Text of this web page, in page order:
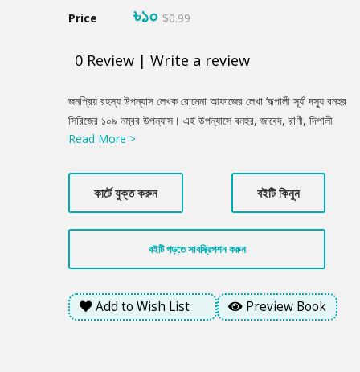
Price ৳১০ $0.99
0 Review | Write a review
Product
Summery
জনপ্রিয় রহস্য উপন্যাস লেখক রোমেনা আফাজের লেখা ‘রূপালী সূর্য’ দস্যু বনহুর
সিরিজের ১০৯ নম্বর উপন্যাস। এই উপন্যাসে বনহুর, জাবেদ, রাণী, দিপালী
চরিত্রের মাধ্যমে রহস্য গল্পের জাল বিছিয়েছেন। যার মধ্যে একবার ঢুকে পরলে
Read More >
কার্টে যুক্ত করুন বইটি কিনুন
বইটি পড়তে সাবস্ক্রিপশন করুন
Add to Wish List Preview Book